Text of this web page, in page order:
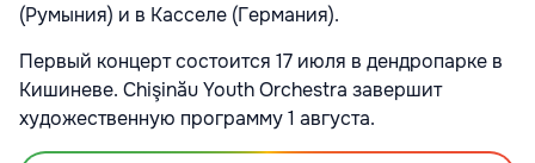
(Румыния) и в Касселе (Германия).
Первый концерт состоится 17 июля в дендропарке в
Кишиневе. Chişinău Youth Orchestra завершит
художественную программу 1 августа.